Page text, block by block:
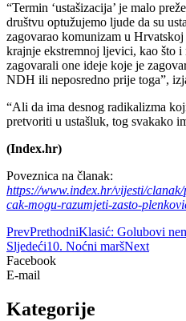
“Termin ‘ustašizacija’ je malo
društvu optužujemo ljude da su
zagovarao komunizam u
krajnje ekstremnoj ljevici, kao što
zagovarali one ideje koje je
NDH ili neposredno prije toga”,
“Ali da ima desnog radikalizma
pretvoriti u ustašluk, tog svakako
(Index.hr)
Poveznica na članak:
https://www.index.hr/vijesti/
cak-mogu-razumjeti-zasto-
PrevPrethodniKlasić: Golubovi
Sljedeći10. Noćni maršNext
Facebook
E-mail
Kategorije